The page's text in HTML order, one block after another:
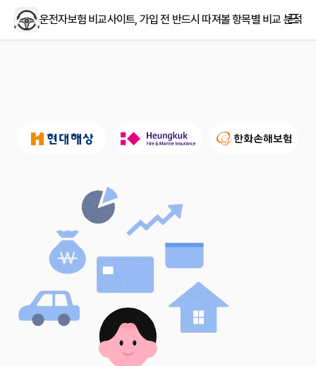
운전자보험 비교사이트, 가입 전 반드시 따져볼 항목별 비교 분석